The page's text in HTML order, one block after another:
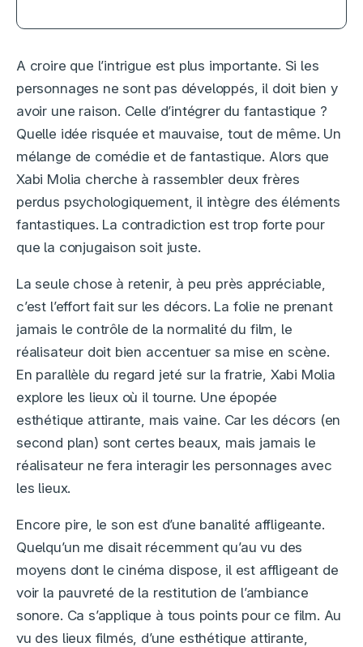
A croire que l’intrigue est plus importante. Si les
personnages ne sont pas développés, il doit bien y
avoir une raison. Celle d’intégrer du fantastique ?
Quelle idée risquée et mauvaise, tout de même. Un
mélange de comédie et de fantastique. Alors que
Xabi Molia cherche à rassembler deux frères
perdus psychologiquement, il intègre des éléments
fantastiques. La contradiction est trop forte pour
que la conjugaison soit juste.
La seule chose à retenir, à peu près appréciable,
c’est l’effort fait sur les décors. La folie ne prenant
jamais le contrôle de la normalité du film, le
réalisateur doit bien accentuer sa mise en scène.
En parallèle du regard jeté sur la fratrie, Xabi Molia
explore les lieux où il tourne. Une épopée
esthétique attirante, mais vaine. Car les décors (en
second plan) sont certes beaux, mais jamais le
réalisateur ne fera interagir les personnages avec
les lieux.
Encore pire, le son est d’une banalité affligeante.
Quelqu’un me disait récemment qu’au vu des
moyens dont le cinéma dispose, il est affligeant de
voir la pauvreté de la restitution de l’ambiance
sonore. Ca s’applique à tous points pour ce film. Au
vu des lieux filmés, d’une esthétique attirante,